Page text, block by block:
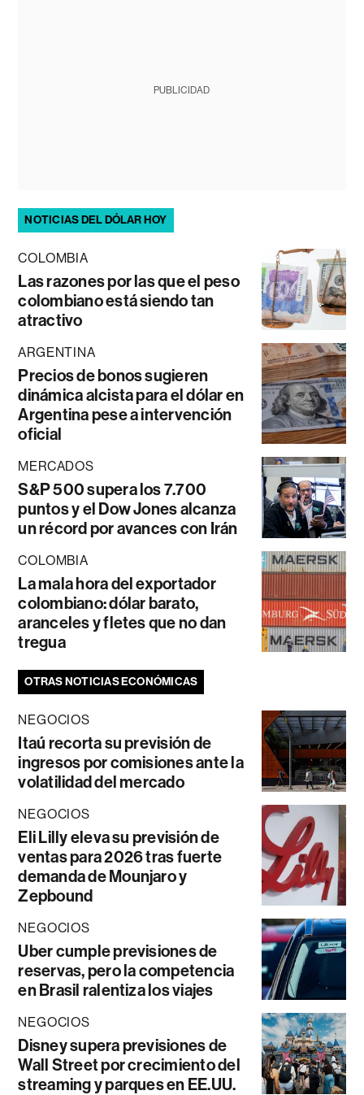
PUBLICIDAD
NOTICIAS DEL DÓLAR HOY
COLOMBIA
Las razones por las que el peso
colombiano está siendo tan
atractivo
ARGENTINA
Precios de bonos sugieren
dinámica alcista para el dólar en
Argentina pese a intervención
oficial
MERCADOS
S&P 500 supera los 7.700
puntos y el Dow Jones alcanza
un récord por avances con Irán
COLOMBIA
La mala hora del exportador
colombiano: dólar barato,
aranceles y fletes que no dan
tregua
OTRAS NOTICIAS ECONÓMICAS
NEGOCIOS
Itaú recorta su previsión de
ingresos por comisiones ante la
volatilidad del mercado
NEGOCIOS
Eli Lilly eleva su previsión de
ventas para 2026 tras fuerte
demanda de Mounjaro y
Zepbound
NEGOCIOS
Uber cumple previsiones de
reservas, pero la competencia
en Brasil ralentiza los viajes
NEGOCIOS
Disney supera previsiones de
Wall Street por crecimiento del
streaming y parques en EE.UU.